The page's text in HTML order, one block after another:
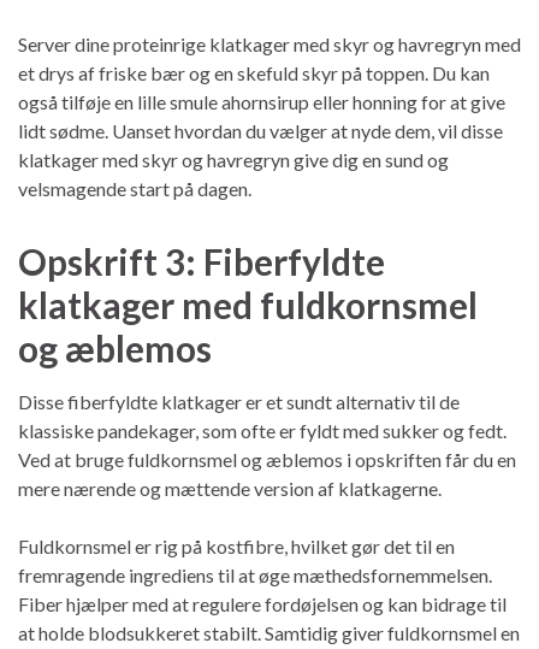
Server dine proteinrige klatkager med skyr og havregryn med
et drys af friske bær og en skefuld skyr på toppen. Du kan
også tilføje en lille smule ahornsirup eller honning for at give
lidt sødme. Uanset hvordan du vælger at nyde dem, vil disse
klatkager med skyr og havregryn give dig en sund og
velsmagende start på dagen.
Opskrift 3: Fiberfyldte
klatkager med fuldkornsmel
og æblemos
Disse fiberfyldte klatkager er et sundt alternativ til de
klassiske pandekager, som ofte er fyldt med sukker og fedt.
Ved at bruge fuldkornsmel og æblemos i opskriften får du en
mere nærende og mættende version af klatkagerne.
Fuldkornsmel er rig på kostfibre, hvilket gør det til en
fremragende ingrediens til at øge mæthedsfornemmelsen.
Fiber hjælper med at regulere fordøjelsen og kan bidrage til
at holde blodsukkeret stabilt. Samtidig giver fuldkornsmel en